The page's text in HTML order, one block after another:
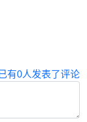
有0人发表了评论